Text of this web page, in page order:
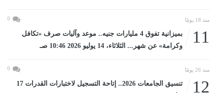
منذ 18 يومًا 0
11
بميزانية تفوق 4 مليارات جنيه.. موعد وآليات صرف «تكافل
وكرامة» عن شهر... الثلاثاء، 14 يوليو 2026 10:46 صـ
منذ 26 يومًا 0
12
تنسيق الجامعات 2026.. إتاحة التسجيل لاختبارات القدرات 17